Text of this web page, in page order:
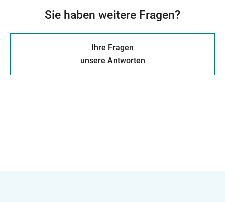
Sie haben weitere Fragen?
Ihre Fragen
unsere Antworten